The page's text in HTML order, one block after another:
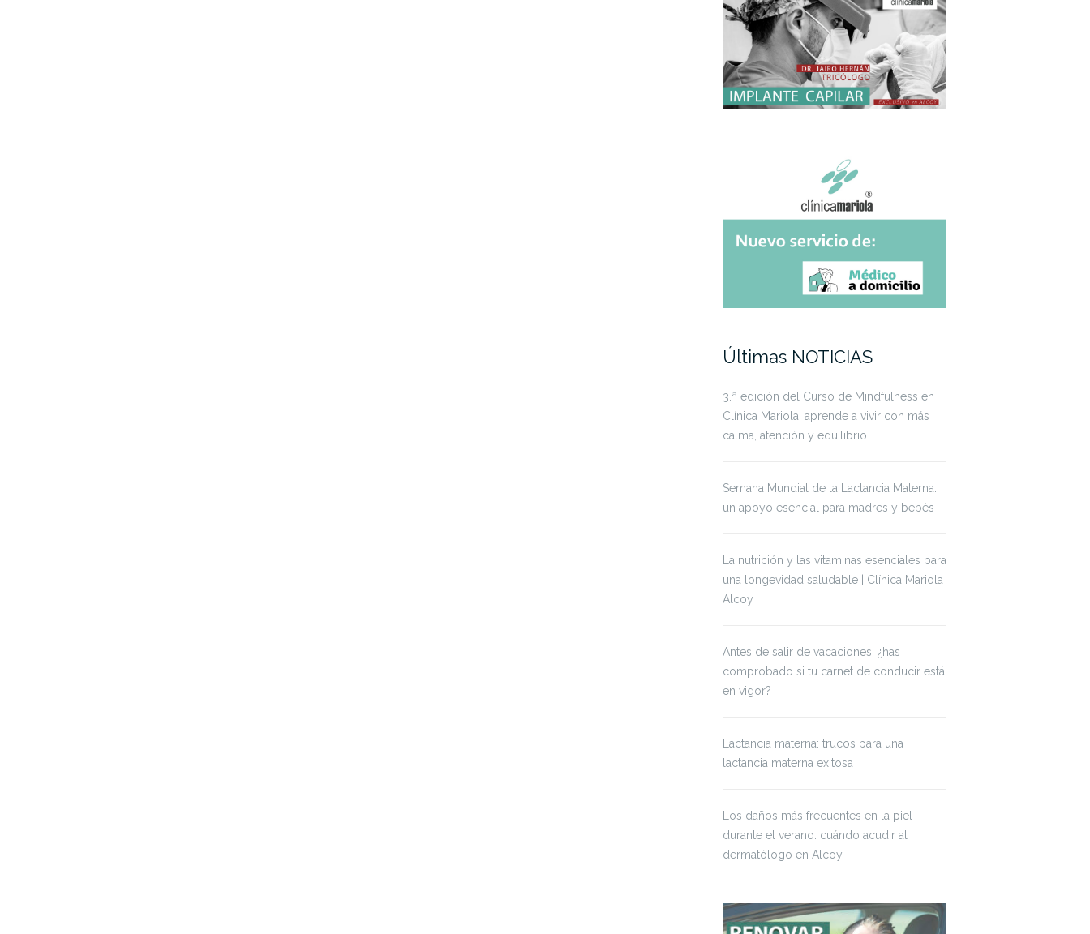
Últimas NOTICIAS
3.ª edición del Curso de Mindfulness en
Clínica Mariola: aprende a vivir con más
calma, atención y equilibrio.
Semana Mundial de la Lactancia Materna:
un apoyo esencial para madres y bebés
La nutrición y las vitaminas esenciales para
una longevidad saludable | Clínica Mariola
Alcoy
Antes de salir de vacaciones: ¿has
comprobado si tu carnet de conducir está
en vigor?
Lactancia materna: trucos para una
lactancia materna exitosa
Los daños más frecuentes en la piel
durante el verano: cuándo acudir al
dermatólogo en Alcoy